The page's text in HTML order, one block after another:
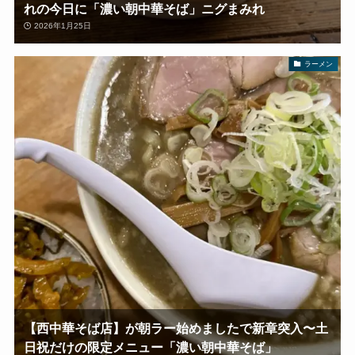
れの今日に「濃い朝中華そば」ニグまみれ
2026年1月25日
ラーメン
【西中華そば店】が朝ラー始めましたで新章突入〜土
日祝だけの限定メニュー「濃い朝中華そば」